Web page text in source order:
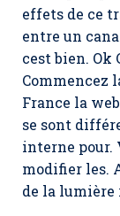
effets de ce
entre un
cest bien. Ok
Commencez
France la
se sont
interne pour.
modifier les.
de la